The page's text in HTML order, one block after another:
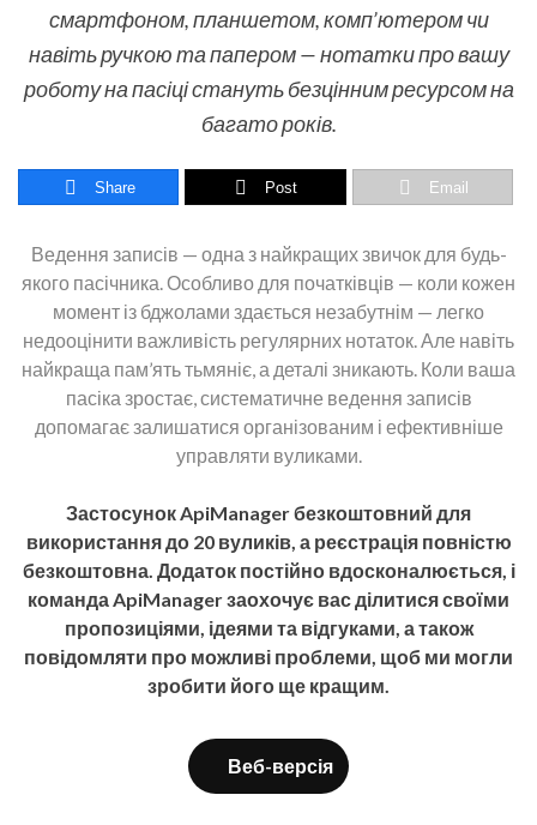
смартфоном, планшетом, комп’ютером чи
навіть ручкою та папером — нотатки про вашу
роботу на пасіці стануть безцінним ресурсом на
багато років.
Share Post Email
Ведення записів — одна з найкращих звичок для будь-
якого пасічника. Особливо для початківців — коли кожен
момент із бджолами здається незабутнім — легко
недооцінити важливість регулярних нотаток. Але навіть
найкраща пам’ять тьмяніє, а деталі зникають. Коли ваша
пасіка зростає, систематичне ведення записів
допомагає залишатися організованим і ефективніше
управляти вуликами.
Застосунок ApiManager безкоштовний для
використання до 20 вуликів, а реєстрація повністю
безкоштовна. Додаток постійно вдосконалюється, і
команда ApiManager заохочує вас ділитися своїми
пропозиціями, ідеями та відгуками, а також
повідомляти про можливі проблеми, щоб ми могли
зробити його ще кращим.
Веб-версія